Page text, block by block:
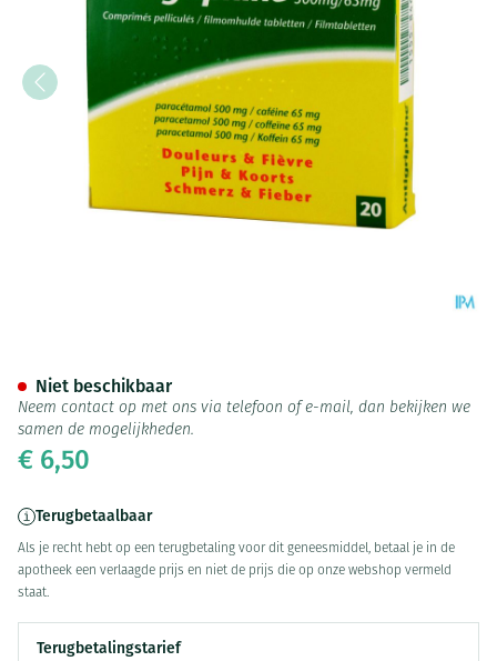
€ 6,50
Terugbetaalbaar
Als je recht hebt op een terugbetaling voor dit geneesmiddel, betaal je in de
apotheek een verlaagde prijs en niet de prijs die op onze webshop vermeld
staat.
Terugbetalingstarief
Niet beschikbaar
Neem contact op met ons via telefoon of e-mail, dan bekijken we
samen de mogelijkheden.